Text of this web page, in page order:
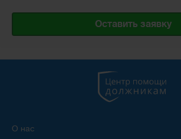
Оставить заявку
О нас